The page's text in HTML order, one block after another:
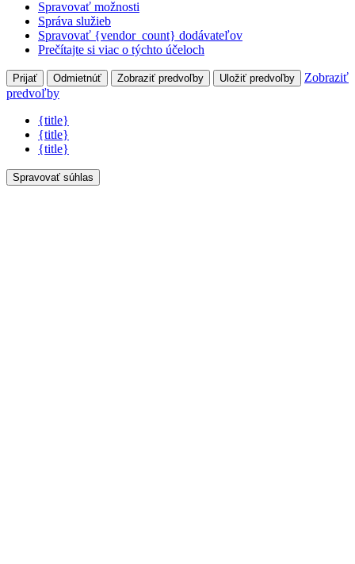
Spravovať možnosti
Správa služieb
Spravovať {vendor_count} dodávateľov
Prečítajte si viac o týchto účeloch
Prijať Odmietnúť Zobraziť predvoľby Uložiť predvoľby
Zobraziť
predvoľby
{title}
{title}
{title}
Spravovať súhlas